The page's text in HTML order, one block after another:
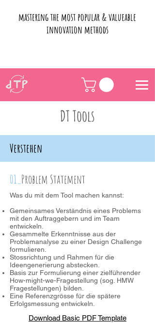
mastering the most popular & valueable
innovation methods
DT Tools
Verstehen
01_ Problem Statement
Was du mit dem Tool machen kannst:
Gemeinsames Verständnis eines Problems
mit den Auftraggebern und im Team
entwickeln.
Gesammelte Erkenntnisse aus der
Problemanalyse zu einer Design Challenge
formulieren.
Stossrichtung und Rahmen für die
Ideengenerierung abstecken.
Basis zur Formulierung einer zielführender
How-might-we-Fragestellung (sog. HMW
Fragestellungen) bilden.
Eine Referenzgrösse für die spätere
Erfolgsmessung entwickeln.
Download Basic PDF Template